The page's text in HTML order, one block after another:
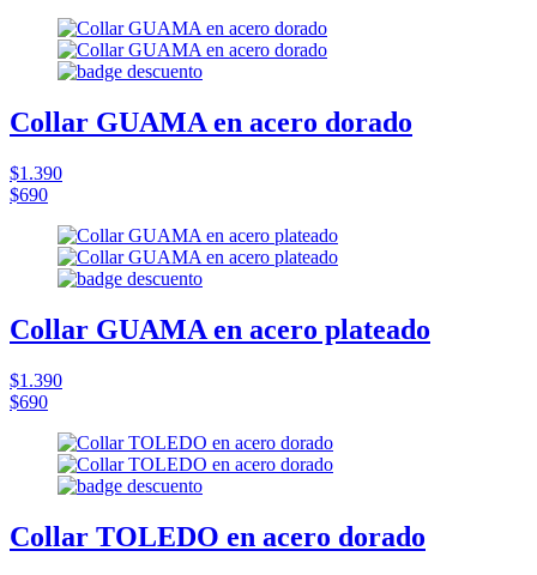
Collar GUAMA en acero dorado
$1.390
$690
Collar GUAMA en acero plateado
$1.390
$690
Collar TOLEDO en acero dorado